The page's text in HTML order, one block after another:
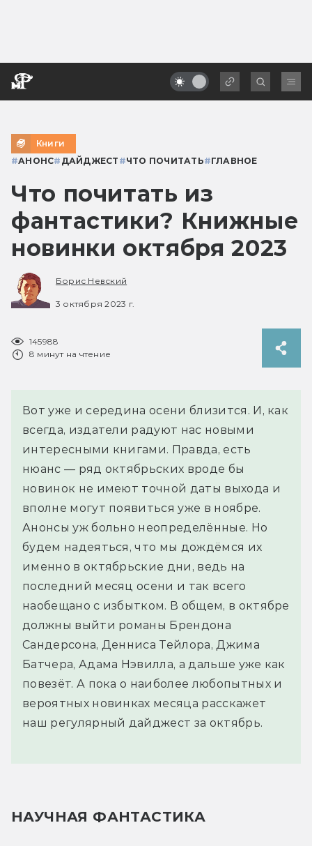
Книги
#АНОНС# ДАЙДЖЕСТ #ЧТО ПОЧИТАТЬ#ГЛАВНОЕ
Что почитать из
фантастики? Книжные
новинки октября 2023
Борис Невский
3 октября 2023 г.
145988
8 минут на чтение
Вот уже и середина осени близится. И, как
всегда, издатели радуют нас новыми
интересными книгами. Правда, есть
нюанс — ряд октябрьских вроде бы
новинок не имеют точной даты выхода и
вполне могут появиться уже в ноябре.
Анонсы уж больно неопределённые. Но
будем надеяться, что мы дождёмся их
именно в октябрьские дни, ведь на
последний месяц осени и так всего
наобещано с избытком. В общем, в октябре
должны выйти романы Брендона
Сандерсона, Денниса Тейлора, Джима
Батчера, Адама Нэвилла, а дальше уже как
повезёт. А пока о наиболее любопытных и
вероятных новинках месяца расскажет
наш регулярный дайджест за октябрь.
НАУЧНАЯ ФАНТАСТИКА